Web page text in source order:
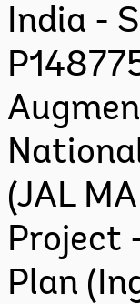
India -
(JAL
Project
Plan